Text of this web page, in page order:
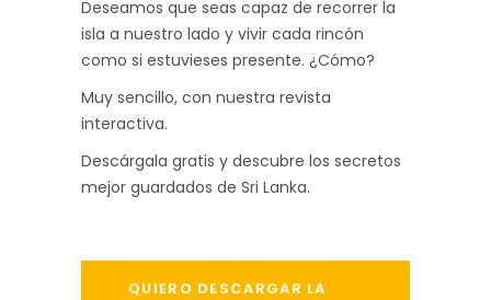
Deseamos que seas capaz de recorrer la
isla a nuestro lado y vivir cada rincón
como si estuvieses presente. ¿Cómo?
Muy sencillo, con nuestra revista
interactiva.
Descárgala gratis y descubre los secretos
mejor guardados de Sri Lanka.
QUIERO DESCARGAR LA